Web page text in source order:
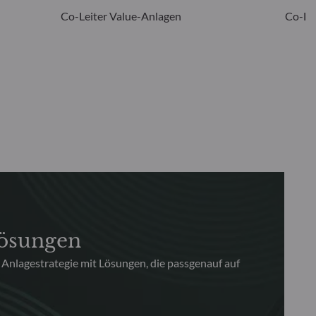
Co-Leiter Value-Anlagen Co-
mit Lösungen, die passgenauf auf